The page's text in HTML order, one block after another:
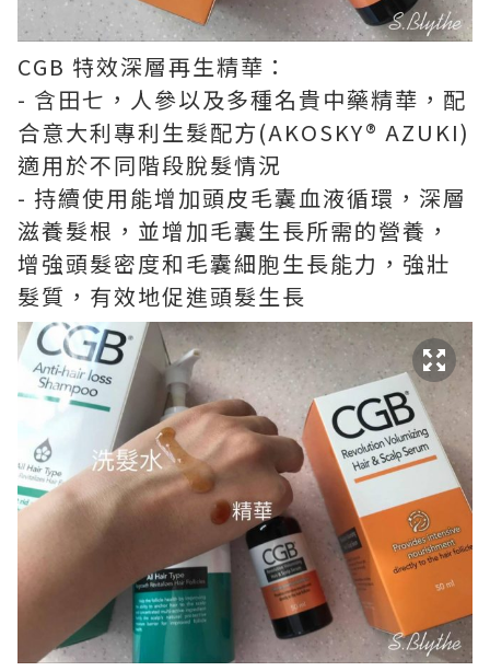
CGB 特效深層再生精華：
- 含田七，人參以及多種名貴中藥精華，配
合意大利專利生髮配方(AKOSKY® AZUKI)
適用於不同階段脫髮情況
- 持續使用能增加頭皮毛囊血液循環，深層
滋養髮根，並增加毛囊生長所需的營養，
增強頭髮密度和毛囊細胞生長能力，強壯
髮質，有效地促進頭髮生長